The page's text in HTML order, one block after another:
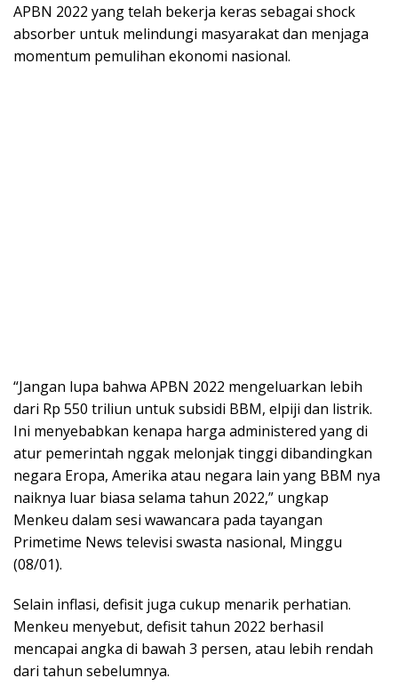
APBN 2022 yang telah bekerja keras sebagai shock
absorber untuk melindungi masyarakat dan menjaga
momentum pemulihan ekonomi nasional.
“Jangan lupa bahwa APBN 2022 mengeluarkan lebih
dari Rp 550 triliun untuk subsidi BBM, elpiji dan listrik.
Ini menyebabkan kenapa harga administered yang di
atur pemerintah nggak melonjak tinggi dibandingkan
negara Eropa, Amerika atau negara lain yang BBM nya
naiknya luar biasa selama tahun 2022,” ungkap
Menkeu dalam sesi wawancara pada tayangan
Primetime News televisi swasta nasional, Minggu
(08/01).
Selain inflasi, defisit juga cukup menarik perhatian.
Menkeu menyebut, defisit tahun 2022 berhasil
mencapai angka di bawah 3 persen, atau lebih rendah
dari tahun sebelumnya.